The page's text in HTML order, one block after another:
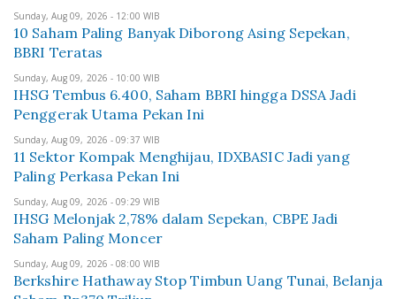
Sunday, Aug 09, 2026 - 12:00 WIB
10 Saham Paling Banyak Diborong Asing Sepekan,
BBRI Teratas
Sunday, Aug 09, 2026 - 10:00 WIB
IHSG Tembus 6.400, Saham BBRI hingga DSSA Jadi
Penggerak Utama Pekan Ini
Sunday, Aug 09, 2026 - 09:37 WIB
11 Sektor Kompak Menghijau, IDXBASIC Jadi yang
Paling Perkasa Pekan Ini
Sunday, Aug 09, 2026 - 09:29 WIB
IHSG Melonjak 2,78% dalam Sepekan, CBPE Jadi
Saham Paling Moncer
Sunday, Aug 09, 2026 - 08:00 WIB
Berkshire Hathaway Stop Timbun Uang Tunai, Belanja